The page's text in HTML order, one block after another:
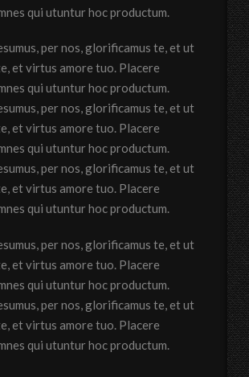
qui utuntur hoc productum.
per nos, glorificamus te, et ut
et virtus amore tuo. Placere
qui utuntur hoc productum.
per nos, glorificamus te, et ut
et virtus amore tuo. Placere
qui utuntur hoc productum.
per nos, glorificamus te, et ut
et virtus amore tuo. Placere
qui utuntur hoc productum.
per nos, glorificamus te, et ut
et virtus amore tuo. Placere
qui utuntur hoc productum.
per nos, glorificamus te, et ut
et virtus amore tuo. Placere
qui utuntur hoc productum.